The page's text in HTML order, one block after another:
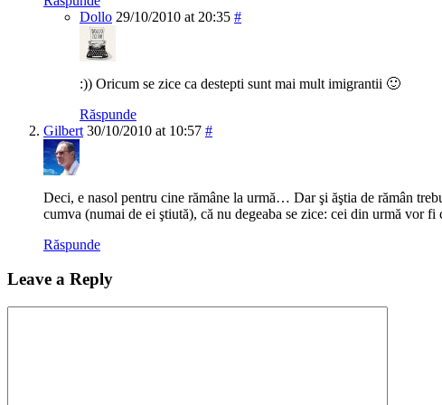
Dollo 29/10/2010 at 20:35 #
:)) Oricum se zice ca destepti sunt mai mult imigrantii 🙂
Răspunde
Gilbert 30/10/2010 at 10:57 #
Deci, e nasol pentru cine rămâne la urmă… Dar şi ăştia de rămân
cumva (numai de ei ştiută), că nu degeaba se zice: cei din urmă vor
Răspunde
Leave a Reply